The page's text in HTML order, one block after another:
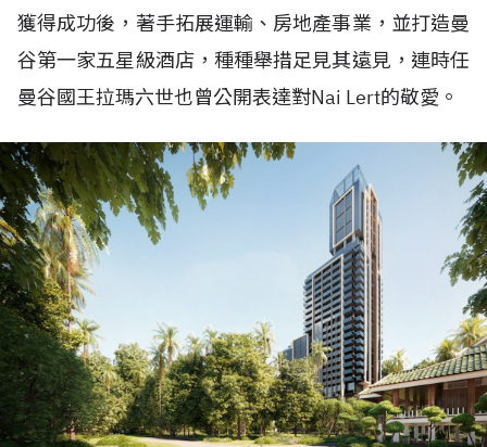
獲得成功後，著手拓展運輸、房地產事業，並打造曼
谷第一家五星級酒店，種種舉措足見其遠見，連時任
曼谷國王拉瑪六世也曾公開表達對Nai Lert的敬愛。